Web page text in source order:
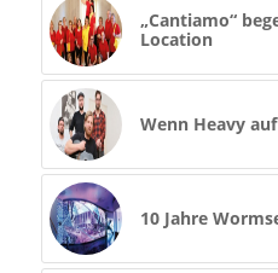
„Cantiamo“
Location
Wenn Heavy
10 Jahre